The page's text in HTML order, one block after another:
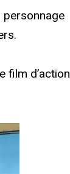
personnage
film d’action